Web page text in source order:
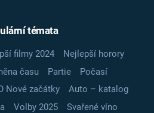
témata
filmy 2024
Nejlepší horory
času Partie
Počasí
Nové začátky
Auto – katalog
Volby 2025
Svařené víno